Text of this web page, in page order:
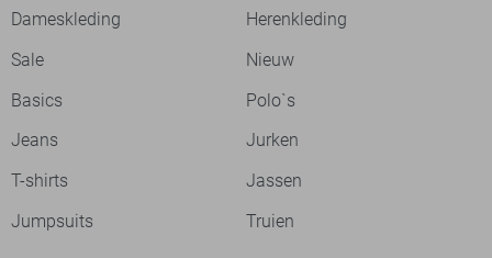
Dameskleding
Herenkleding
Sale
Nieuw
Basics
Polo`s
Jeans
Jurken
T-shirts
Jassen
Jumpsuits
Truien